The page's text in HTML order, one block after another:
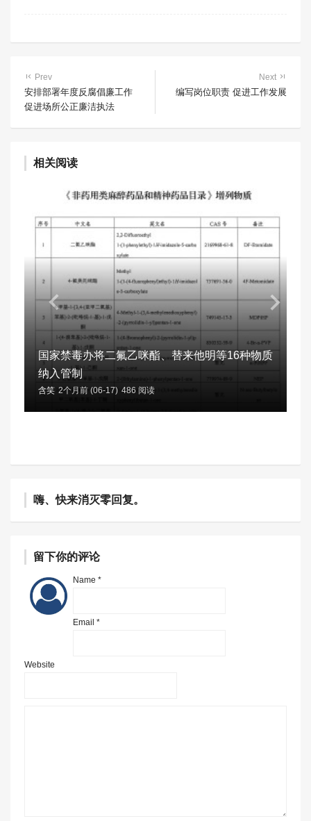
Prev
安排部署年度反腐倡廉工作
促进场所公正廉洁执法
Next
编写岗位职责 促进工作发展
相关阅读
国家禁毒办将二氟乙咪酯、替来他明等16种物质
纳入管制
含笑 2个月前 (06-17) 486 阅读
嗨、快来消灭零回复。
留下你的评论
Name *
Email *
Website